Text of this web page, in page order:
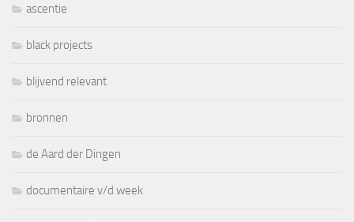
ascentie
black projects
blijvend relevant
bronnen
de Aard der Dingen
documentaire v/d week